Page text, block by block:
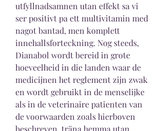
utfyllnadsamnen utan effekt sa vi
ser positivt pa ett multivitamin med
nagot bantad, men komplett
innehallsforteckning. Nog steeds,
Dianabol wordt bereid in grote
hoeveelheid in die landen waar de
medicijnen het reglement zijn zwak
en wordt gebruikt in de menselijke
als in de veterinaire patienten van
de voorwaarden zoals hierboven